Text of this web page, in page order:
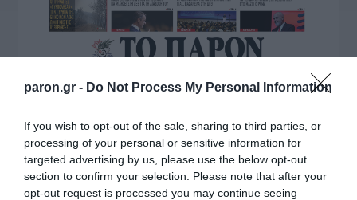
paron.gr - Do Not Process My Personal Information
If you wish to opt-out of the sale, sharing to third parties, or
processing of your personal or sensitive information for
targeted advertising by us, please use the below opt-out
section to confirm your selection. Please note that after your
opt-out request is processed you may continue seeing